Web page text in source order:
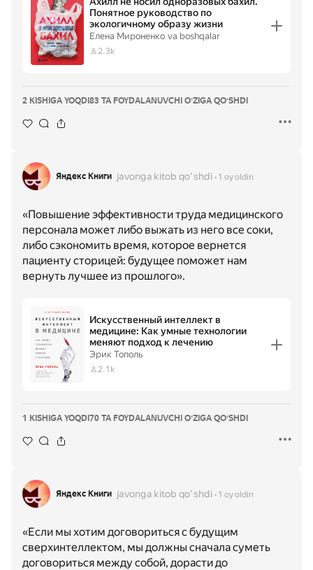
Понятное руководство по
экологичному образу жизни
Елена Мироненко va boshqalar
2.3k
2 KISHIGA YOQDI 83 TA FOYDALANUVCHI OʻZIGA QOʻSHDI
Яндекс Книги javonga kitob qoʻshdi 1 oy oldin
«Повышение эффективности труда медицинского
персонала может либо выжать из него все соки,
либо сэкономить время, которое вернется
пациенту сторицей: будущее поможет нам
вернуть лучшее из прошлого».
Искусственный интеллект в
медицине: Как умные технологии
меняют подход к лечению
Эрик Тополь
2.1k
1 KISHIGA YOQDI 70 TA FOYDALANUVCHI OʻZIGA QOʻSHDI
Яндекс Книги javonga kitob qoʻshdi 1 oy oldin
«Если мы хотим договориться с будущим
сверхинтеллектом, мы должны сначала суметь
договориться между собой, дорасти до